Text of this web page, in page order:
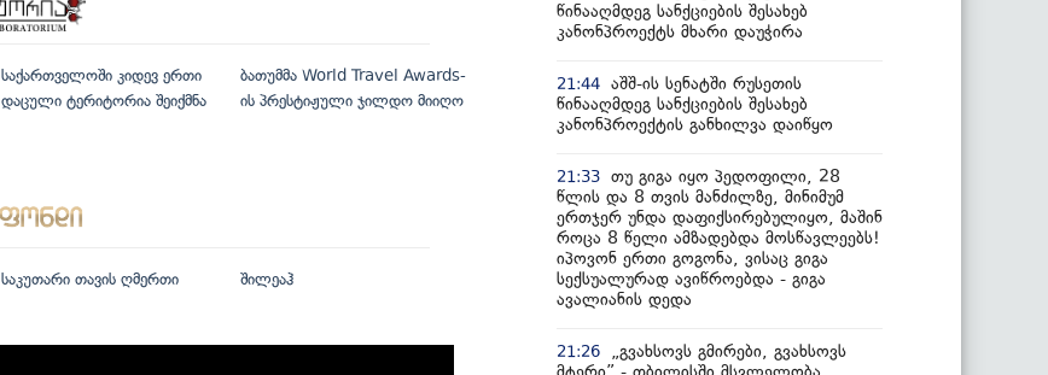
საქართველოში კიდევ ერთი
დაცული ტერიტორია შეიქმნა
ბათუმმა World Travel Awards-
ის პრესტიჟული ჯილდო მიიღო
საკუთარი თავის ღმერთი შილეაჰ
წინააღმდეგ სანქციების შესახებ
კანონპროექტს მხარი დაუჭირა
21:44 აშშ-ის სენატში რუსეთის
წინააღმდეგ სანქციების შესახებ
კანონპროექტის განხილვა დაიწყო
21:33 თუ გიგა იყო პედოფილი, 28
წლის და 8 თვის მანძილზე, მინიმუმ
ერთჯერ უნდა დაფიქსირებულიყო, მაშინ
როცა 8 წელი ამზადებდა მოსწავლეებს!
იპოვონ ერთი გოგონა, ვისაც გიგა
სექსუალურად ავიწროებდა - გიგა
ავალიანის დედა
21:26
„გვახსოვს გმირები, გვახსოვს